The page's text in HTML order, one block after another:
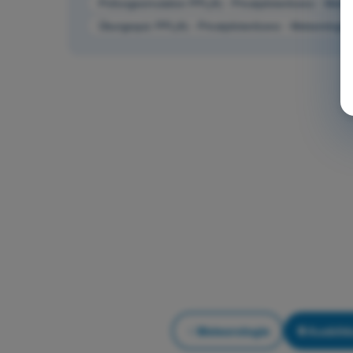
Übungsquiz PPL(A) - Privatpilotenlizenz - Meteorologie
Meteorologie